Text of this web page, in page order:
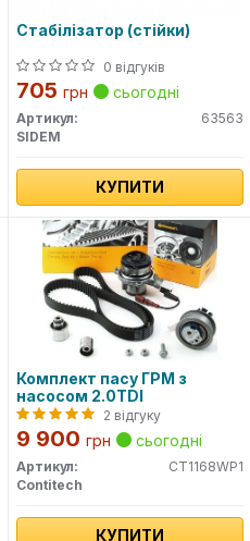
Стабілізатор (стійки)
0 відгуків
705 грн сьогодні
Артикул:
63563
SIDEM
КУПИТИ
Комплект пасу ГРМ з
насосом 2.0TDI
2 відгуку
9 900 грн сьогодні
Артикул:
CT1168WP1
Contitech
КУПИТИ